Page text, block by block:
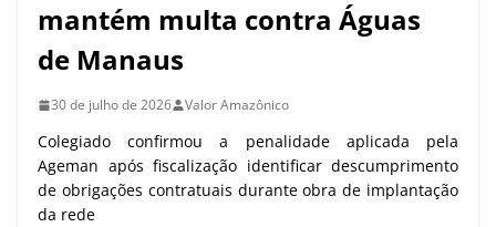
mantém multa contra Águas
de Manaus
30 de julho de 2026 Valor Amazônico
Colegiado confirmou a penalidade aplicada pela
Ageman após fiscalização identificar descumprimento
de obrigações contratuais durante obra de implantação
da rede